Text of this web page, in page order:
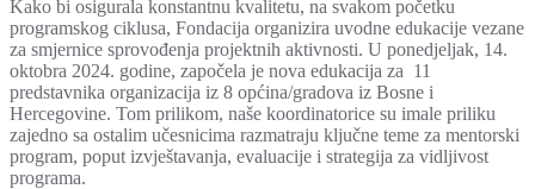
Kako bi osigurala konstantnu kvalitetu, na svakom početku
programskog ciklusa, Fondacija organizira uvodne edukacije vezane
za smjernice sprovođenja projektnih aktivnosti. U ponedjeljak, 14.
oktobra 2024. godine, započela je nova edukacija za 11
predstavnika organizacija iz 8 općina/gradova iz Bosne i
Hercegovine. Tom prilikom, naše koordinatorice su imale priliku
zajedno sa ostalim učesnicima razmatraju ključne teme za mentorski
program, poput izvještavanja, evaluacije i strategija za vidljivost
programa.